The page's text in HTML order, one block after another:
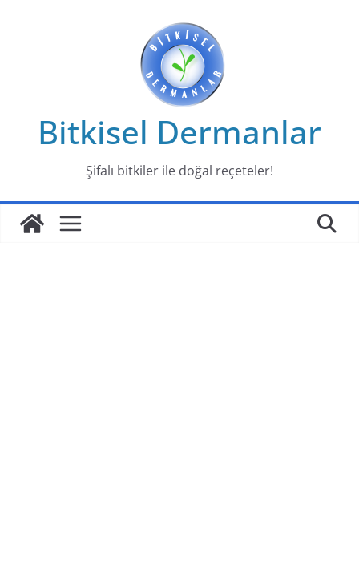
Bitkisel Dermanlar
Şifalı bitkiler ile doğal reçeteler!